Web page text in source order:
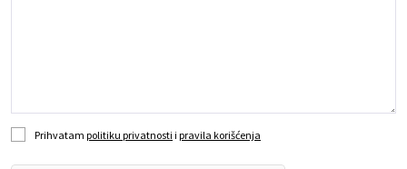
Prihvatam politiku privatnosti i pravila korišćenja